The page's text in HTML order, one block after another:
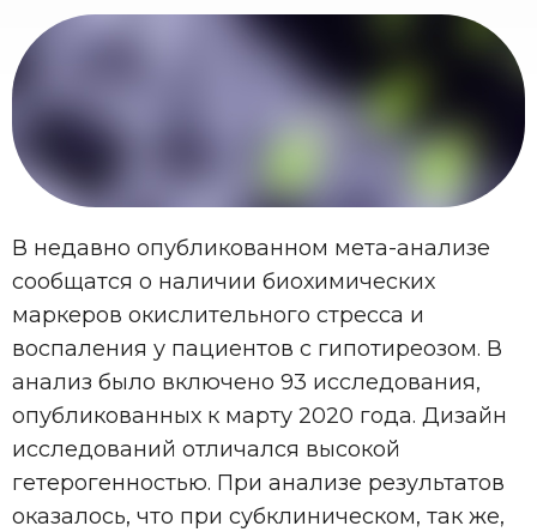
В недавно опубликованном мета-анализе
сообщатся о наличии биохимических
маркеров окислительного стресса и
воспаления у пациентов с гипотиреозом. В
анализ было включено 93 исследования,
опубликованных к марту 2020 года. Дизайн
исследований отличался высокой
гетерогенностью. При анализе результатов
оказалось, что при субклиническом, так же,